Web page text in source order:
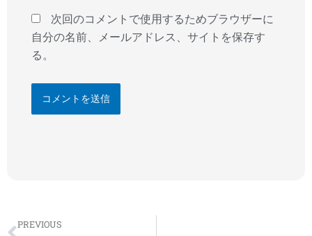
次回のコメントで使用するためブラウザーに
自分の名前、メールアドレス、サイトを保存す
る。
Prev
PREVIOUS